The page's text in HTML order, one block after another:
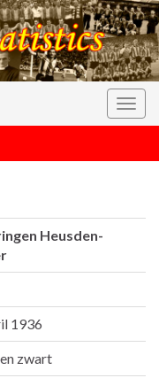
Heusden-
1936
zwart